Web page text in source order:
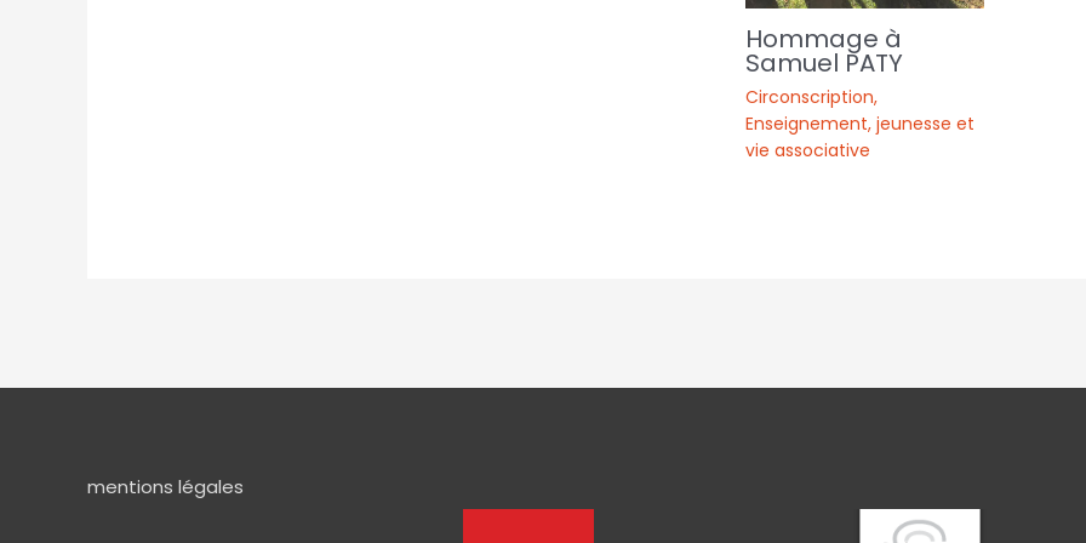
Hommage à
Samuel PATY
Circonscription,
Enseignement, jeunesse et
vie associative
mentions légales